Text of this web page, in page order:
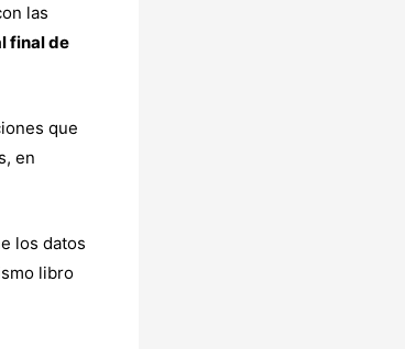
las
final de
que
en
los datos
libro